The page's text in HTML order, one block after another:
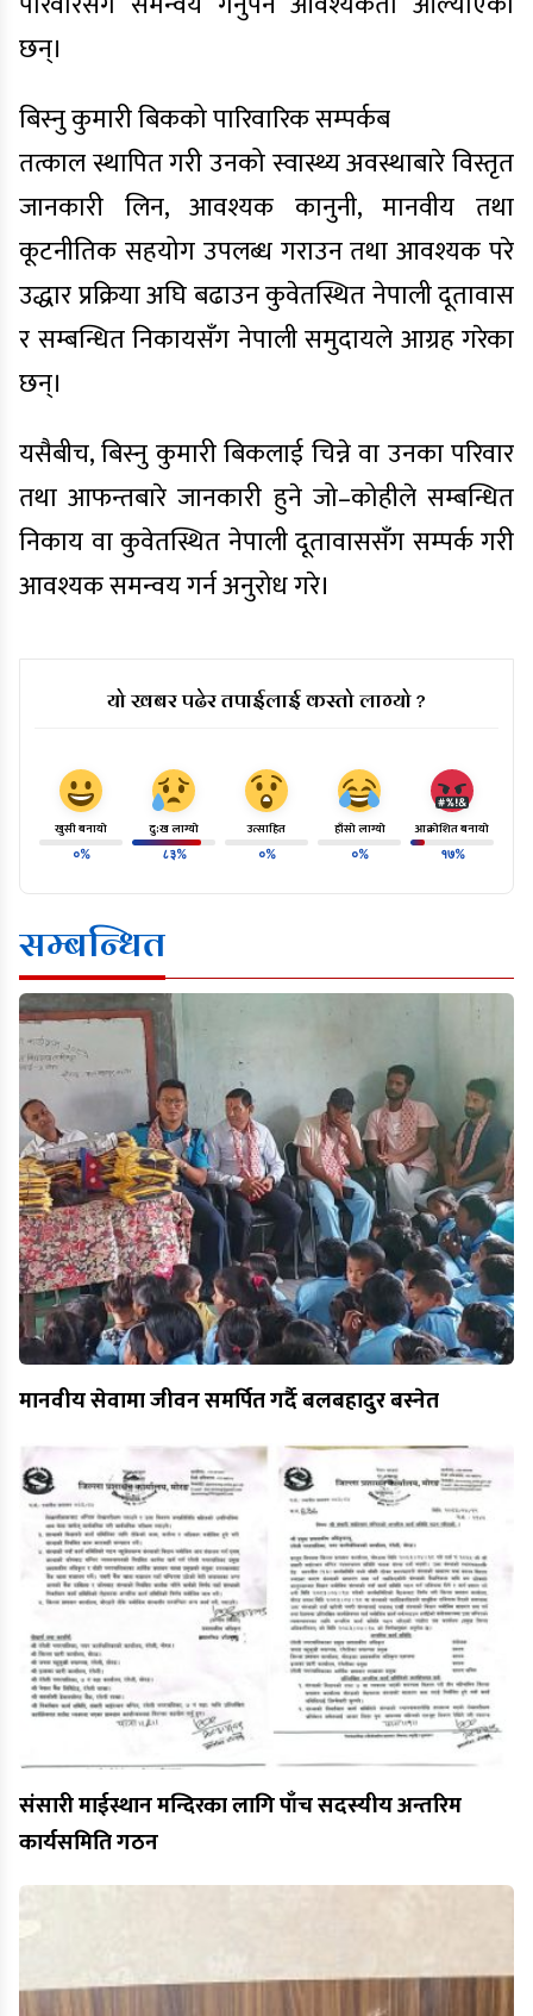
छन्।
बिस्नु कुमारी बिकको पारिवारिक सम्पर्कब
तत्काल स्थापित गरी उनको स्वास्थ्य अवस्थाबारे विस्तृत
जानकारी लिन, आवश्यक कानुनी, मानवीय तथा
कूटनीतिक सहयोग उपलब्ध गराउन तथा आवश्यक परे
उद्धार प्रक्रिया अघि बढाउन कुवेतस्थित नेपाली दूतावास
र सम्बन्धित निकायसँग नेपाली समुदायले आग्रह गरेका
छन्।
यसैबीच, बिस्नु कुमारी बिकलाई चिन्ने वा उनका परिवार
तथा आफन्तबारे जानकारी हुने जो–कोहीले सम्बन्धित
निकाय वा कुवेतस्थित नेपाली दूतावाससँग सम्पर्क गरी
आवश्यक समन्वय गर्न अनुरोध गरे।
यो खबर पढेर तपाईलाई कस्तो लाग्यो ?
खुसी बनायो
०%
दु:ख लाग्यो
८३%
उत्साहित
०%
हाँसो लाग्यो
०%
आक्रोशित बनायो
१७%
सम्बन्धित
मानवीय सेवामा जीवन समर्पित गर्दै बलबहादुर बस्नेत
संसारी माईस्थान मन्दिरका लागि पाँच सदस्यीय अन्तरिम
कार्यसमिति गठन